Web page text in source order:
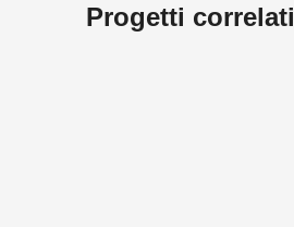
Progetti correlati